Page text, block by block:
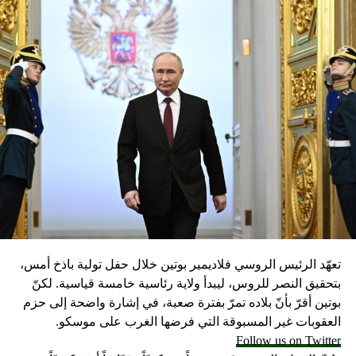
تعهّد الرئيس الروسي فلاديمير بوتين خلال حفل تولية باذخ أمس،
بتحقيق النصر للروس، ليبدأ ولاية رئاسية خامسة قياسية. لكنّ
بوتين أقرّ بأنّ بلاده تمرّ بفترة صعبة، في إشارة واضحة إلى حزم
العقوبات غير المسبوقة التي فرضها الغرب على موسكو.
Follow us on Twitter